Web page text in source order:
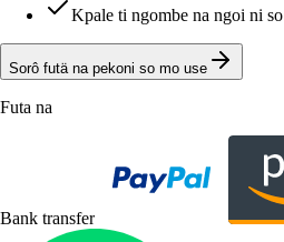
Kpale ti ngombe na ngoi ni so
Sorô futä na pekoni so mo use
Futa na
Bank transfer